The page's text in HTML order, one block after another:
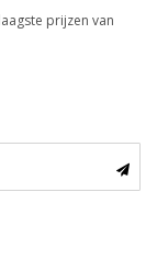
prijzen van